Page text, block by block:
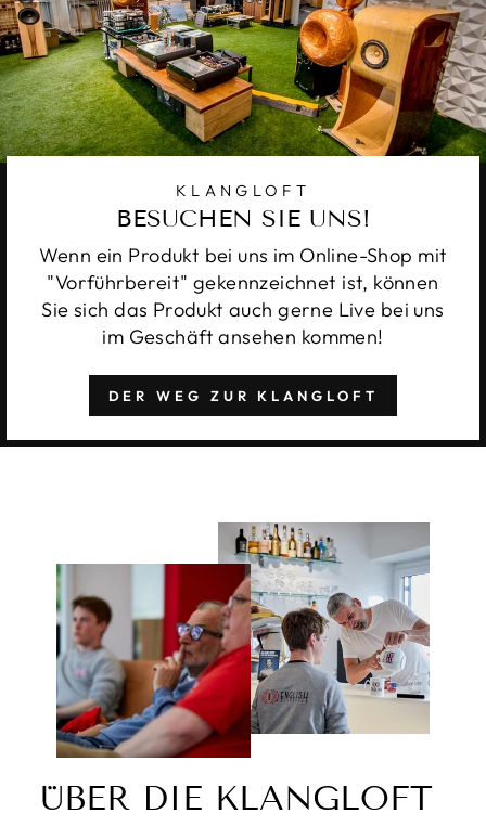
KLANGLOFT
BESUCHEN SIE UNS!
Wenn ein Produkt bei uns im Online-Shop mit
"Vorführbereit" gekennzeichnet ist, können
Sie sich das Produkt auch gerne Live bei uns
im Geschäft ansehen kommen!
DER WEG ZUR KLANGLOFT
ÜBER DIE KLANGLOFT